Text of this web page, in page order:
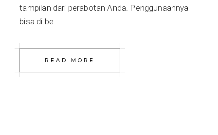
tampilan dari perabotan Anda. Penggunaannya
bisa di be
READ MORE